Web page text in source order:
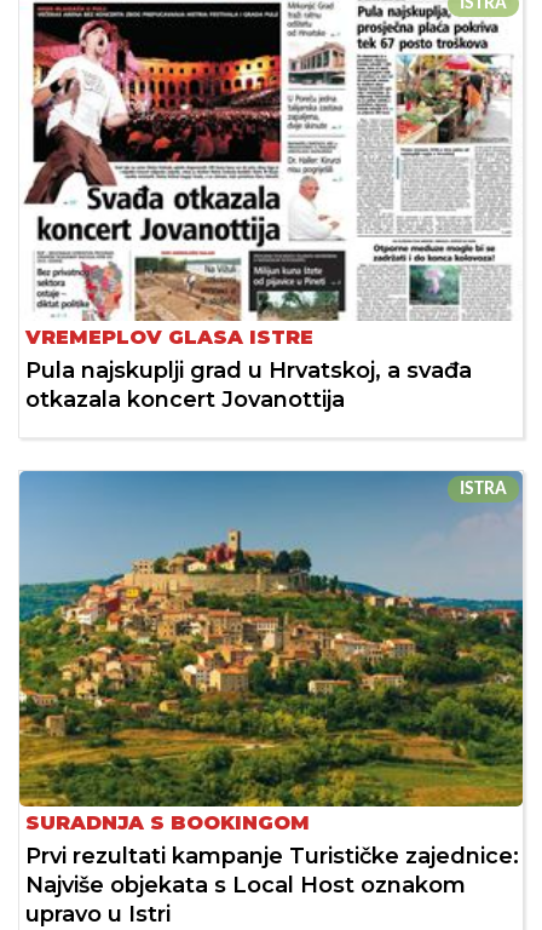
VREMEPLOV GLASA ISTRE
Pula najskuplji grad u Hrvatskoj, a svađa
otkazala koncert Jovanottija
ISTRA
SURADNJA S BOOKINGOM
Prvi rezultati kampanje Turističke zajednice:
Najviše objekata s Local Host oznakom
upravo u Istri